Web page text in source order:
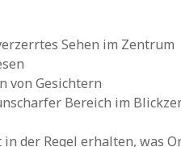
Sehen im Zentrum
von Gesichtern
Bereich im
der Regel erhalten, was